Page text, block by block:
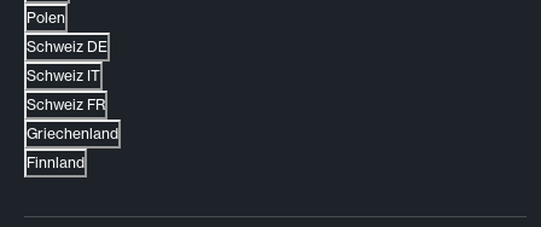
Polen
Schweiz DE
Schweiz IT
Schweiz FR
Griechenland
Finnland